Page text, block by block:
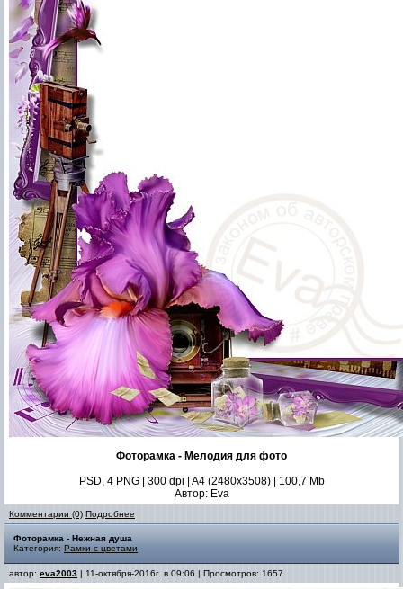
Фоторамка - Мелодия для фото
PSD, 4 PNG | 300 dpi | A4 (2480x3508) | 100,7 Mb
Автор: Eva
Комментарии (0) Подробнее
Фоторамка - Нежная душа
Категория: Рамки с цветами
автор: eva2003 | 11-октября-2016г. в 09:06 | Просмотров: 1657